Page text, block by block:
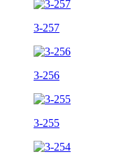
3-257
3-256
3-255